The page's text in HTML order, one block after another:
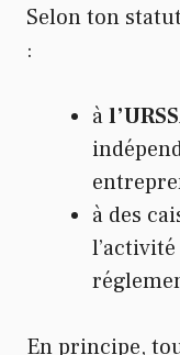
Selon ton
:
à
à des
En principe,